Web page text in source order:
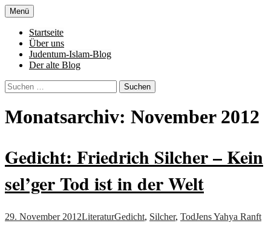
Zum
Inhalt
springen
Al-Adala.de
von allem
Menü
Startseite
Über uns
Judentum-Islam-Blog
Der alte Blog
Suchen
nach:
Monatsarchiv: November 2012
Gedicht: Friedrich Silcher – Kein
sel’ger Tod ist in der Welt
29. November 2012LiteraturGedicht, Silcher, TodJens Yahya Ranft